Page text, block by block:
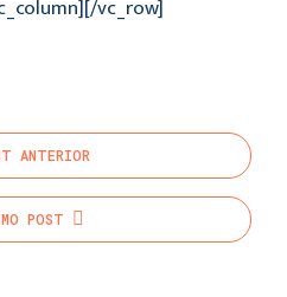
vc_row]
ANTERIOR
POST